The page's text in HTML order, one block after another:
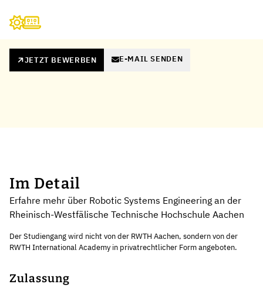
JETZT BEWERBEN E-MAIL SENDEN
Im Detail
Erfahre mehr über Robotic Systems Engineering an der
Rheinisch-Westfälische Technische Hochschule Aachen
Der Studiengang wird nicht von der RWTH Aachen, sondern von der
RWTH International Academy in privatrechtlicher Form angeboten.
Zulassung